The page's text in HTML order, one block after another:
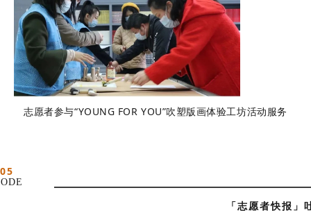
志愿者参与“YOUNG FOR YOU”吹塑版画体验工坊活动服务
05
「志愿者快报」